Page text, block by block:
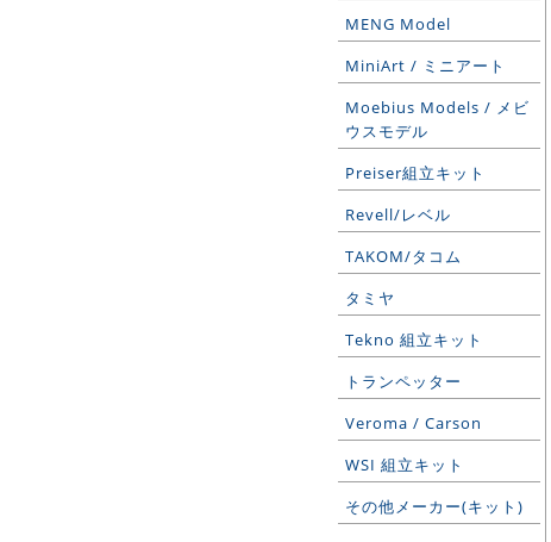
MENG Model
MiniArt / ミニアート
Moebius Models / メビ
ウスモデル
Preiser組立キット
Revell/レベル
TAKOM/タコム
タミヤ
Tekno 組立キット
トランペッター
Veroma / Carson
WSI 組立キット
その他メーカー(キット)